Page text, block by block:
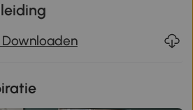
Downloaden